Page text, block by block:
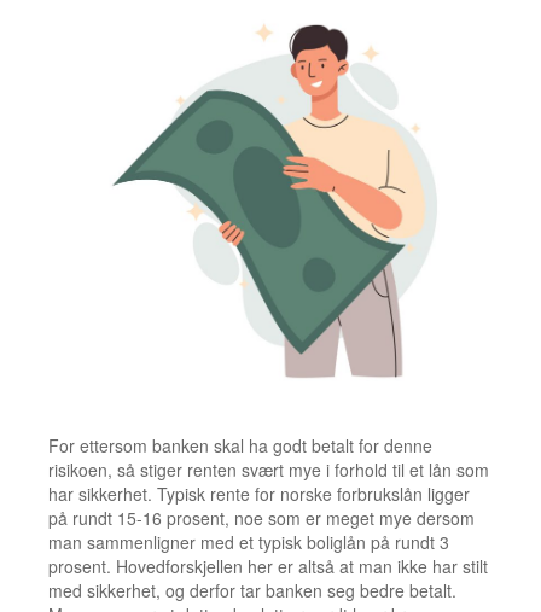
For ettersom banken skal ha godt betalt for denne
risikoen, så stiger renten svært mye i forhold til et lån som
har sikkerhet. Typisk rente for norske forbrukslån ligger
på rundt 15-16 prosent, noe som er meget mye dersom
man sammenligner med et typisk boliglån på rundt 3
prosent. Hovedforskjellen her er altså at man ikke har stilt
med sikkerhet, og derfor tar banken seg bedre betalt.